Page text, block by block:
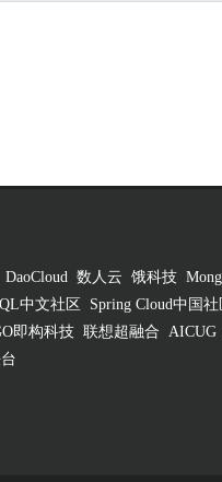
DaoCloud 数人云 饿科技
中文社区 Spring Cloud中国社
即构科技 联想超融合 AICUG